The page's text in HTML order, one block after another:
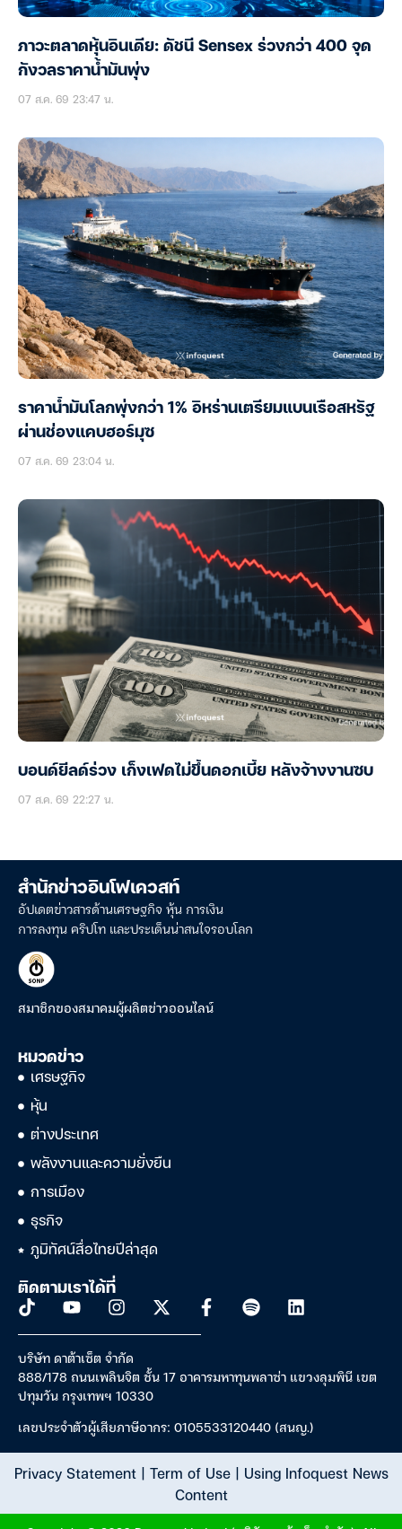
ภาวะตลาดหุ้นอินเดีย: ดัชนี Sensex ร่วงกว่า 400 จุด
กังวลราคาน้ำมันพุ่ง
07 ส.ค. 69 23:47 น.
ราคาน้ำมันโลกพุ่งกว่า 1% อิหร่านเตรียมแบนเรือสหรัฐ
ผ่านช่องแคบฮอร์มุซ
07 ส.ค. 69 23:04 น.
บอนด์ยีลด์ร่วง เก็งเฟดไม่ขึ้นดอกเบี้ย หลังจ้างงานซบ
07 ส.ค. 69 22:27 น.
สำนักข่าวอินโฟเควสท์
อัปเดตข่าวสารด้านเศรษฐกิจ หุ้น การเงิน
การลงทุน คริปโท และประเด็นน่าสนใจรอบโลก
สมาชิกของสมาคมผู้ผลิตข่าวออนไลน์
หมวดข่าว
เศรษฐกิจ
หุ้น
ต่างประเทศ
พลังงานและความยั่งยืน
การเมือง
ธุรกิจ
ภูมิทัศน์สื่อไทยปีล่าสุด
ติดตามเราได้ที่
บริษัท ดาต้าเซ็ต จำกัด
888/178 ถนนเพลินจิต ชั้น 17 อาคารมหาทุนพลาซ่า แขวงลุมพินี เขต
ปทุมวัน กรุงเทพฯ 10330
เลขประจำตัวผู้เสียภาษีอากร: 0105533120440 (สนญ.)
Privacy Statement| Term of Use| Using Infoquest News
Content